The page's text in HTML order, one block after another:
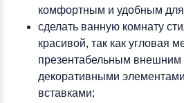
комфортным и удобным для
сделать ванную комнату
красивой, так как угловая
презентабельным внешним
декоративными
вставками;